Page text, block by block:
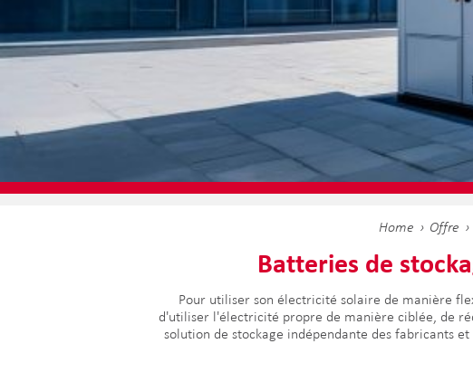
Home Offre
Batteries de
Pour utiliser son électricité solaire de manière
d'utiliser l'électricité propre de manière ciblée, de
solution de stockage indépendante des fabricants